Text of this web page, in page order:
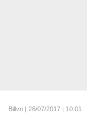
Billvn | 26/07/2017 | 10:01